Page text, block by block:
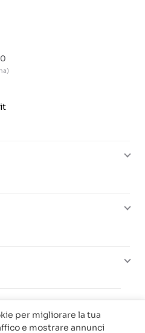
P.Iva 12093700156
per migliorare la tua
e mostrare annunci